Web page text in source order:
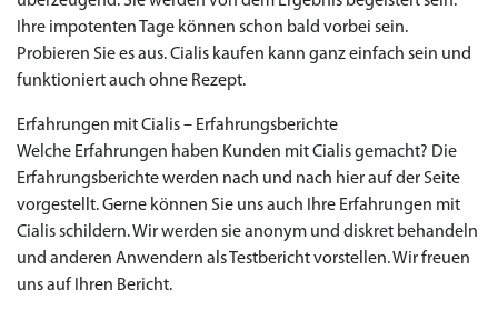
Ihre impotenten Tage können schon bald vorbei sein.
Probieren Sie es aus. Cialis kaufen kann ganz einfach sein und
funktioniert auch ohne Rezept.
Erfahrungen mit Cialis – Erfahrungsberichte
Welche Erfahrungen haben Kunden mit Cialis gemacht? Die
Erfahrungsberichte werden nach und nach hier auf der Seite
vorgestellt. Gerne können Sie uns auch Ihre Erfahrungen mit
Cialis schildern. Wir werden sie anonym und diskret behandeln
und anderen Anwendern als Testbericht vorstellen. Wir freuen
uns auf Ihren Bericht.